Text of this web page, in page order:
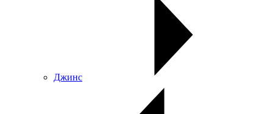
Джинс